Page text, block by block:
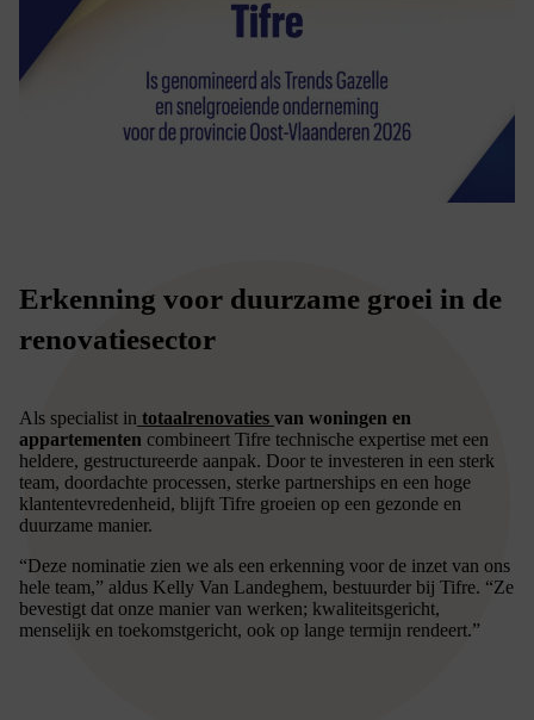
Erkenning voor duurzame groei in de
renovatiesector
Als specialist in totaalrenovaties van woningen en
appartementen combineert Tifre technische expertise met een
heldere, gestructureerde aanpak. Door te investeren in een sterk
team, doordachte processen, sterke partnerships en een hoge
klantentevredenheid, blijft Tifre groeien op een gezonde en
duurzame manier.
“Deze nominatie zien we als een erkenning voor de inzet van ons
hele team,” aldus Kelly Van Landeghem, bestuurder bij Tifre. “Ze
bevestigt dat onze manier van werken; kwaliteitsgericht,
menselijk en toekomstgericht, ook op lange termijn rendeert.”